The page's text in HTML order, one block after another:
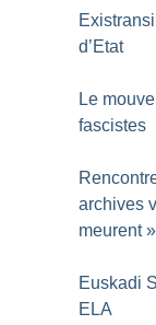
d’Etat
Le
fascistes
archives
meurent »
Euskadi
ELA